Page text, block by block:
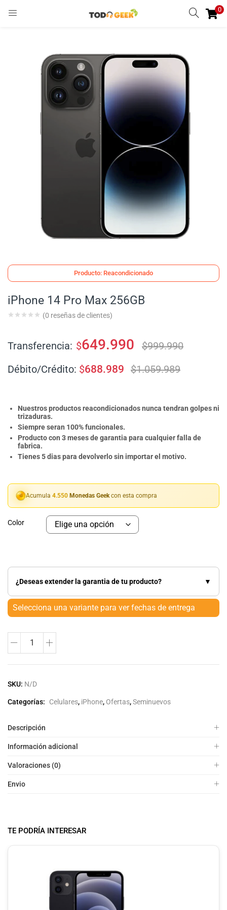
0
Producto: Reacondicionado
iPhone 14 Pro Max 256GB
(0 reseñas de clientes)
Transferencia: $649.990 $999.990
Débito/Crédito: $688.989 $1.059.989
Nuestros productos reacondicionados nunca tendran golpes ni
trizaduras.
Siempre seran 100% funcionales.
Producto con 3 meses de garantia para cualquier falla de
fabrica.
Tienes 5 dias para devolverlo sin importar el motivo.
Acumula 4.550 Monedas Geek con esta compra
Color
¿Deseas extender la garantia de tu producto? ▼
Selecciona una variante para ver fechas de entrega
SKU: N/D
Categorías: Celulares, iPhone, Ofertas,Seminuevos
Descripción
Información adicional
Valoraciones (0)
Envio
TE PODRÍA INTERESAR
REGISTRARSE
Enter your username and password to login.
Ingresar
Lost password?